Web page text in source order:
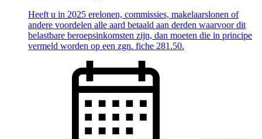
Heeft u in 2025 erelonen, commissies, makelaarslonen of
andere voordelen alle aard betaald aan derden waarvoor dit
belastbare beroepsinkomsten zijn, dan moeten die in principe
vermeld worden op een zgn. fiche 281.50.